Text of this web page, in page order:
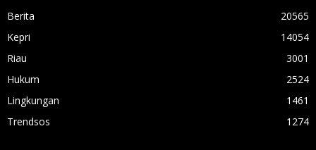
Berita
20565
Kepri
14054
Riau
3001
Hukum
2524
Lingkungan
1461
Trendsos
1274